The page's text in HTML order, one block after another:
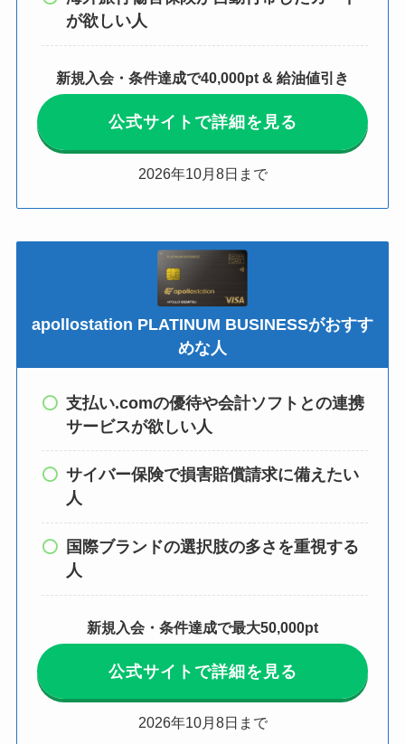
が欲しい人
新規入会・条件達成で40,000pt & 給油値引き
公式サイトで詳細を見る
2026年10月8日まで
apollostation PLATINUM BUSINESSがおすす
めな人
支払い.comの優待や会計ソフトとの連携
サービスが欲しい人
サイバー保険で損害賠償請求に備えたい
人
国際ブランドの選択肢の多さを重視する
人
新規入会・条件達成で最大50,000pt
公式サイトで詳細を見る
2026年10月8日まで